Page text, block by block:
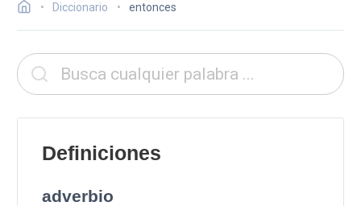
Diccionario entonces
Definiciones
adverbio